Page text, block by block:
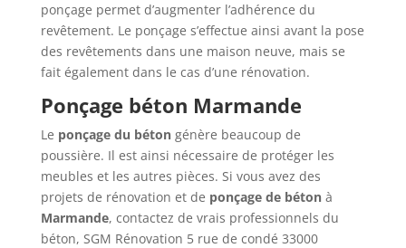
ponçage permet d’augmenter l’adhérence du
revêtement. Le ponçage s’effectue ainsi avant la pose
des revêtements dans une maison neuve, mais se
fait également dans le cas d’une rénovation.
Ponçage béton Marmande
Le ponçage du béton génère beaucoup de
poussière. Il est ainsi nécessaire de protéger les
meubles et les autres pièces. Si vous avez des
projets de rénovation et de ponçage de bétonà
Marmande, contactez de vrais professionnels du
béton, SGM Rénovation 5 rue de condé 33000